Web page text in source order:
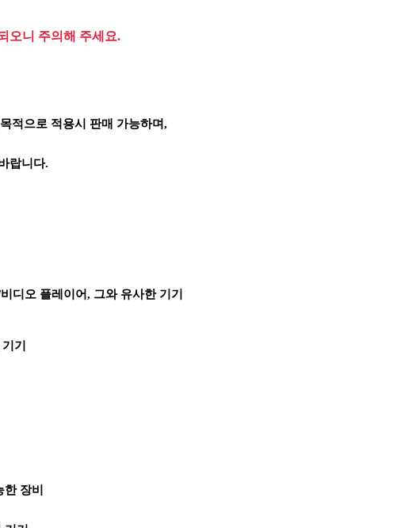
오니 주의해 주세요.
적으로 적용시 판매 가능하며,
랍니다.
디오 플레이어, 그와 유사한 기기
기
한 장비